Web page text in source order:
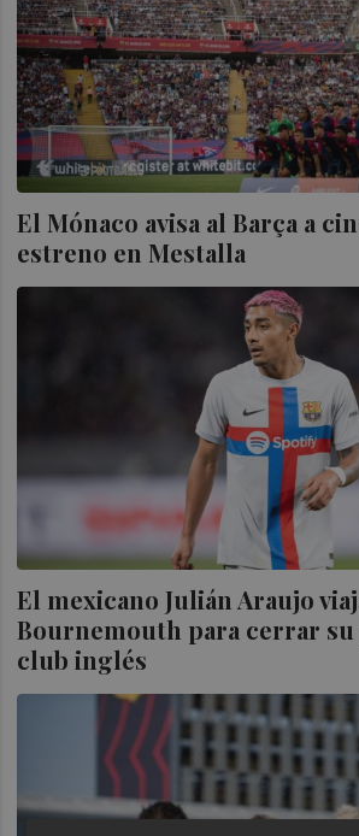
El Mónaco avisa al Barça a
estreno en Mestalla
El mexicano Julián Araujo
Bournemouth para cerrar su
club inglés